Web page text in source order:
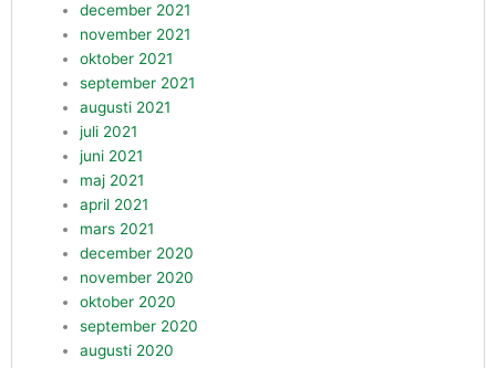
december 2021
november 2021
oktober 2021
september 2021
augusti 2021
juli 2021
juni 2021
maj 2021
april 2021
mars 2021
december 2020
november 2020
oktober 2020
september 2020
augusti 2020